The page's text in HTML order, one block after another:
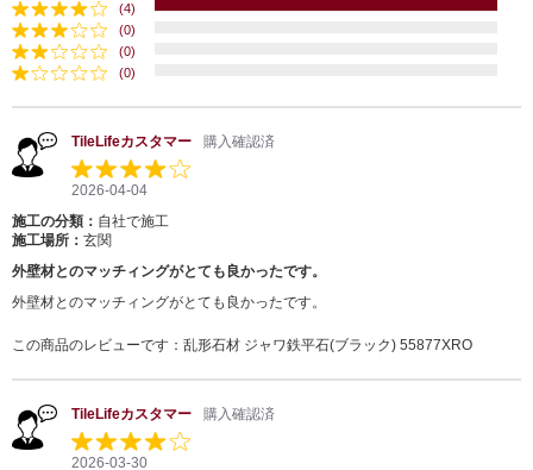
(4)
(0)
(0)
(0)
TileLifeカスタマー 購入確認済
2026-04-04
施工の分類： 自社で施工
施工場所： 玄関
外壁材とのマッチィングがとても良かったです。
外壁材とのマッチィングがとても良かったです。
この商品のレビューです： 乱形石材 ジャワ鉄平石(ブラック) 55877XRO
TileLifeカスタマー 購入確認済
2026-03-30